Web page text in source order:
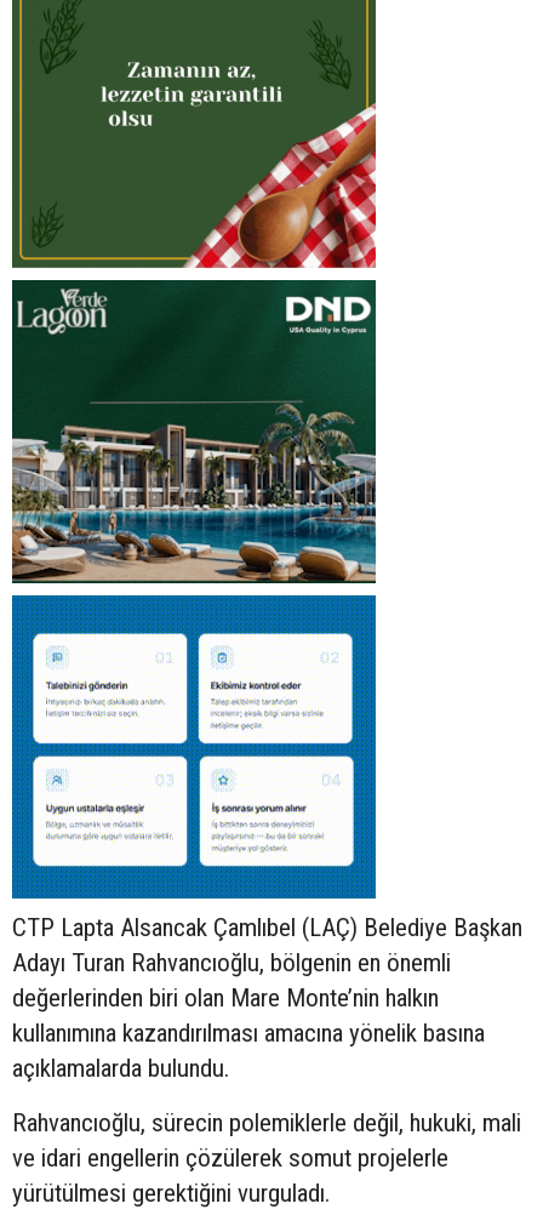
CTP Lapta Alsancak Çamlıbel (LAÇ) Belediye Başkan
Adayı Turan Rahvancıoğlu, bölgenin en önemli
değerlerinden biri olan Mare Monte’nin halkın
kullanımına kazandırılması amacına yönelik basına
açıklamalarda bulundu.
Rahvancıoğlu, sürecin polemiklerle değil, hukuki, mali
ve idari engellerin çözülerek somut projelerle
yürütülmesi gerektiğini vurguladı.